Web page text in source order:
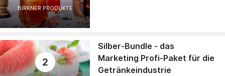
BIRKNER PRODUKTE
2
Silber-Bundle - das
Marketing Profi-Paket für die
Getränkeindustrie